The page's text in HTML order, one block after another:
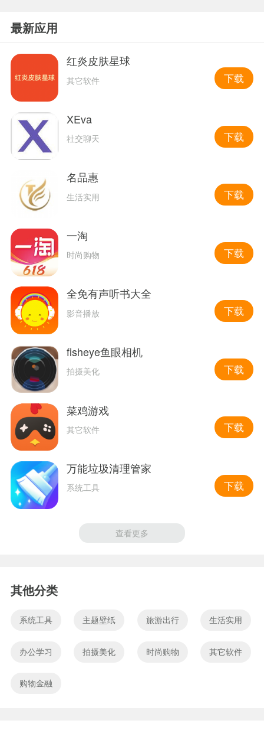
最新应用
红炎皮肤星球
其它软件 下载
XEva
社交聊天 下载
名品惠
生活实用 下载
一淘
时尚购物 下载
全免有声听书大全
影音播放 下载
fisheye鱼眼相机
拍摄美化 下载
菜鸡游戏
其它软件 下载
万能垃圾清理管家
系统工具 下载
查看更多
其他分类
系统工具 主题壁纸 旅游出行 生活实用
办公学习 拍摄美化 时尚购物 其它软件
购物金融